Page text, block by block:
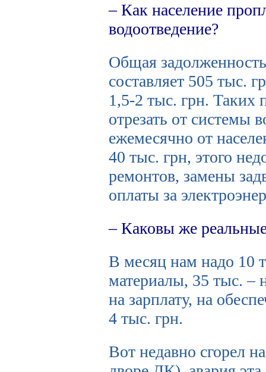
– Как население
водоотведение?
Общая
составляет 505 тыс.
1,5-2 тыс. грн. Таких
отрезать от системы
ежемесячно от
40 тыс. грн, этого
ремонтов, замены
оплаты за
– Каковы же
В месяц нам надо 10
материалы, 35 тыс. –
на зарплату, на
4 тыс. грн.
Вот недавно сгорел